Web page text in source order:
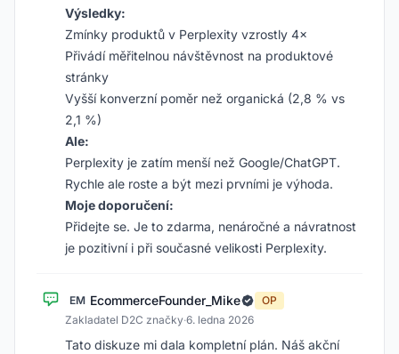
Výsledky:
Zmínky produktů v Perplexity vzrostly 4×
Přivádí měřitelnou návštěvnost na produktové
stránky
Vyšší konverzní poměr než organická (2,8 % vs
2,1 %)
Ale:
Perplexity je zatím menší než Google/ChatGPT.
Rychle ale roste a být mezi prvními je výhoda.
Moje doporučení:
Přidejte se. Je to zdarma, nenáročné a návratnost
je pozitivní i při současné velikosti Perplexity.
EM EcommerceFounder_Mike
OP
Zakladatel D2C značky·6. ledna 2026
Tato diskuze mi dala kompletní plán. Náš akční